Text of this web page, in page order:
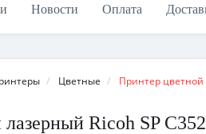
Новости Оплата
Цветные Принтер цветной
Ricoh SP